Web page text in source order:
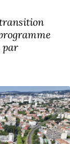
transition
par